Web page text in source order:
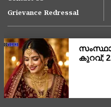
Grievance Redressal
Copyright © 2007-